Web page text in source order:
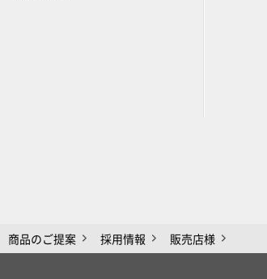
商品のご提案 採用情報 販売店様